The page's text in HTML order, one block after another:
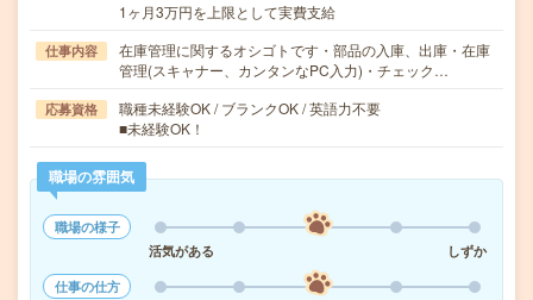
1ヶ月3万円を上限として実費支給
仕事内容
在庫管理に関するオシゴトです・部品の入庫、出庫・在庫
管理(スキャナー、カンタンなPC入力)・チェック…
応募資格
職種未経験OK / ブランクOK / 英語力不要
■未経験OK！
職場の雰囲気
職場の様子
活気がある
しずか
仕事の仕方